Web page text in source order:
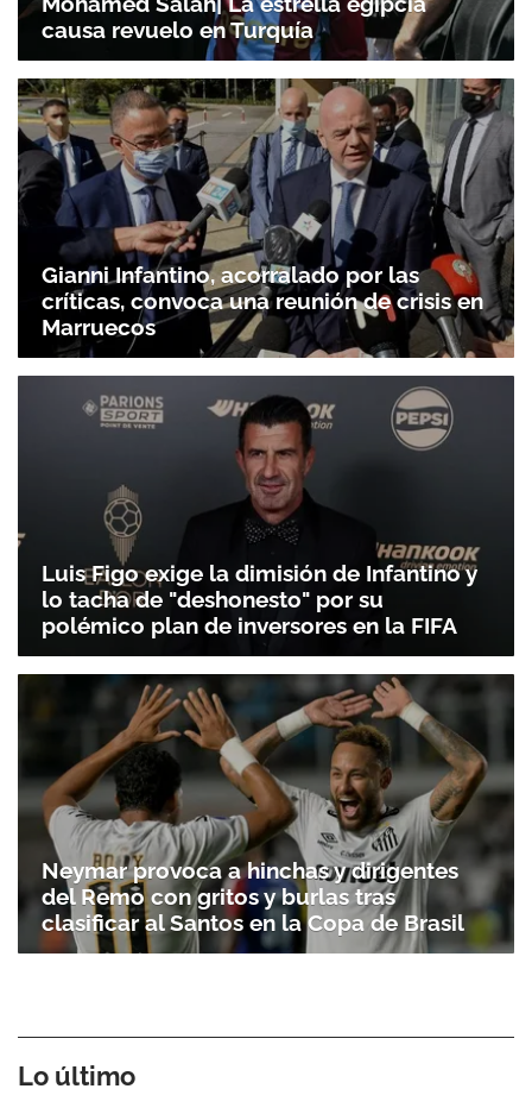
causa revuelo en Turquía
Gianni Infantino, acorralado por las
críticas, convoca una reunión de crisis en
Marruecos
Luis Figo exige la dimisión de Infantino y
lo tacha de "deshonesto" por su
polémico plan de inversores en la FIFA
Neymar provoca a hinchas y dirigentes
del Remo con gritos y burlas tras
clasificar al Santos en la Copa de Brasil
Lo último